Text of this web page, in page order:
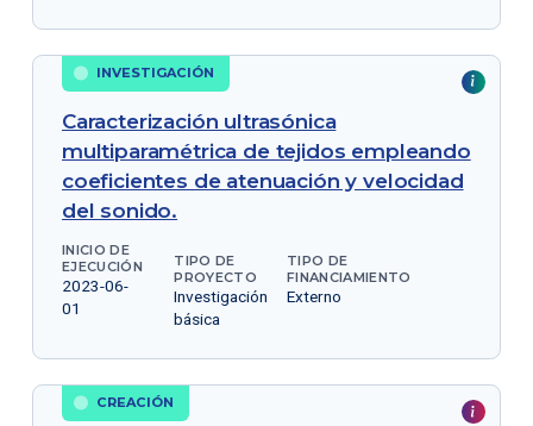
INVESTIGACIÓN
Caracterización ultrasónica
multiparamétrica de tejidos empleando
coeficientes de atenuación y velocidad
del sonido.
INICIO DE
EJECUCIÓN
2023-06-
01
TIPO DE
PROYECTO
Investigación
básica
TIPO DE
FINANCIAMIENTO
Externo
CREACIÓN